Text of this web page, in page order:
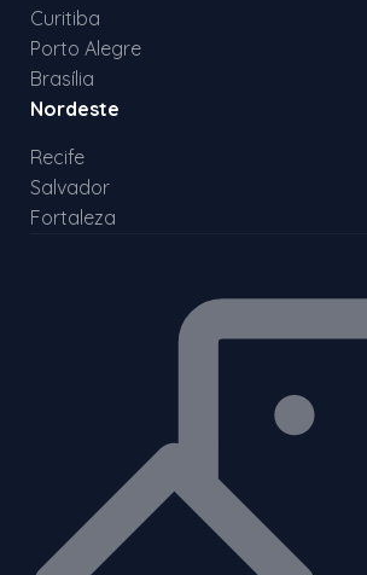
Curitiba
Porto Alegre
Brasília
Nordeste
Recife
Salvador
Fortaleza